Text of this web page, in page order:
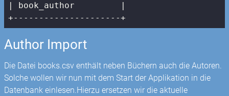
| book_author         |
+---------------------+
Author Import
Die Datei books.csv enthält neben Büchern auch die Autoren.
Solche wollen wir nun mit dem Start der Applikation in die
Datenbank einlesen.Hierzu ersetzen wir die aktuelle